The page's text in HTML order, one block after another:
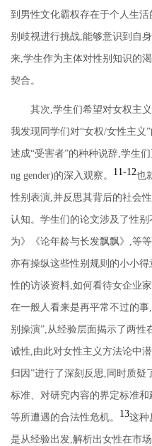
到男性文化霸权存在于个人生活
别歧视进行挑战,能够意识到自
来,学生作为主体对性别知识的
契合。
其次,学生们希望对女权主
我发现同学们对“女权/女性主义”
述成“受害者”的种种说辞,学生
ng gender)的深入观察。 11 -12也
性别表演,并反思其背后的社会
认知。学生们的论文涉及了性别
为》《论年龄与长发飘飘》 ,等
亦有操纵这些性别规则的小小
性的访谈资料,如何看待女企业
在一般人看来是再平常不过的事,
别操演”,从经验层面揭示了两性
诚性,由此对女性主义方法论中
归因”进行了深刻反思, 同时质疑
标准、对研究内容的界定标准
等所遭遇的合法性危机。 13这种
是从经验出发,解析出女性在市